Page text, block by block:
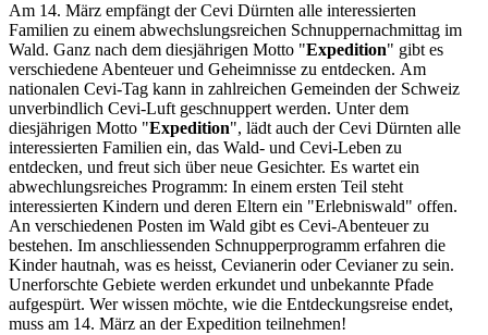
Am 14. März empfängt der Cevi Dürnten alle interessierten
Familien zu einem abwechslungsreichen Schnuppernachmittag im
Wald. Ganz nach dem diesjährigen Motto "Expedition" gibt es
verschiedene Abenteuer und Geheimnisse zu entdecken. Am
nationalen Cevi-Tag kann in zahlreichen Gemeinden der Schweiz
unverbindlich Cevi-Luft geschnuppert werden. Unter dem
diesjährigen Motto "Expedition", lädt auch der Cevi Dürnten alle
interessierten Familien ein, das Wald- und Cevi-Leben zu
entdecken, und freut sich über neue Gesichter. Es wartet ein
abwechlungsreiches Programm: In einem ersten Teil steht
interessierten Kindern und deren Eltern ein "Erlebniswald" offen.
An verschiedenen Posten im Wald gibt es Cevi-Abenteuer zu
bestehen. Im anschliessenden Schnupperprogramm erfahren die
Kinder hautnah, was es heisst, Cevianerin oder Cevianer zu sein.
Unerforschte Gebiete werden erkundet und unbekannte Pfade
aufgespürt. Wer wissen möchte, wie die Entdeckungsreise endet,
muss am 14. März an der Expedition teilnehmen!